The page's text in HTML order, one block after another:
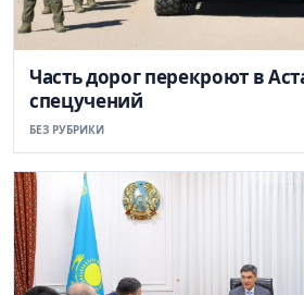
Часть дорог перекроют в
спецучений
БЕЗ РУБРИКИ